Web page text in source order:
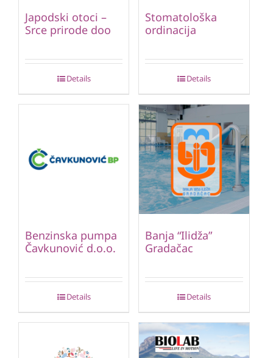
Japodski otoci –
Srce prirode doo
Details
Stomatološka
ordinacija
Details
Benzinska pumpa
Čavkunović d.o.o.
Details
Banja “Ilidža”
Gradačac
Details